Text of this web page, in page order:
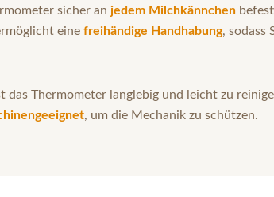
sicher an jedem Milchkännchen
eine freihändige Handhabung, sodass
das Thermometer langlebig und leicht zu
, um die Mechanik zu schützen.